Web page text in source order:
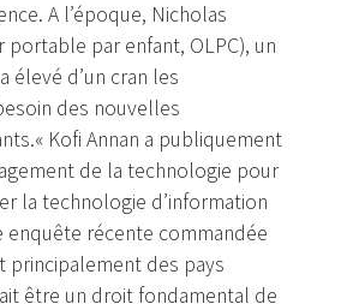
A l’époque, Nicholas
par enfant, OLPC), un
élevé d’un cran les
des nouvelles
Kofi Annan a publiquement
de la technologie pour
la technologie d’information
enquête récente commandée
principalement des pays
être un droit fondamental de